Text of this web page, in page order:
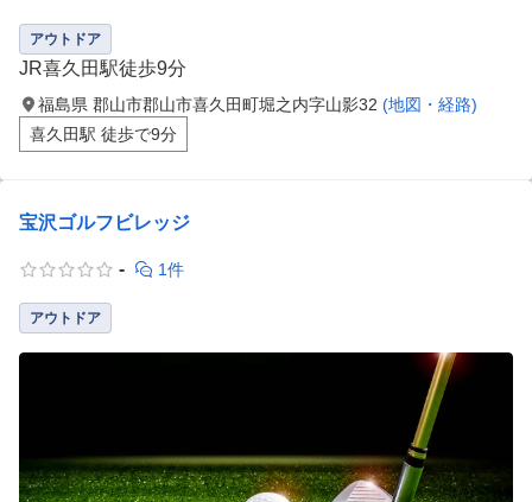
アウトドア
JR喜久田駅徒歩9分
福島県 郡山市郡山市喜久田町堀之内字山影32 (地図・経路)
喜久田駅 徒歩で9分
宝沢ゴルフビレッジ
- 1件
アウトドア